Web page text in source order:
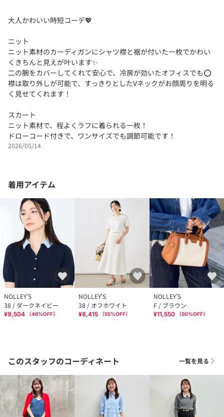
大人かわいい時短コーデ💖
ニット
ニット素材のカーディガンにシャツ襟と裾が付いた一枚でかわい
くきちんと見えが叶います✨
二の腕をカバーしてくれて安心で、冷房が効いたオフィスでも⭕️
襟は取り外しが可能で、すっきりとしたVネックがお顔周りを明る
く見せてくれます！
スカート
ニット素材で、程よくラフに着られる一枚！
ドローコード付きで、ワンサイズでも調節可能です！
2026/05/14
着用アイテム
NOLLEY'S
38 / ダークネイビー
¥9,504 （46%OFF）
NOLLEY'S
38 / オフホワイト
¥8,415 （55%OFF）
NOLLEY'S
F / ブラウン
¥11,550 （50%OFF）
このスタッフのコーディネート 一覧を見る